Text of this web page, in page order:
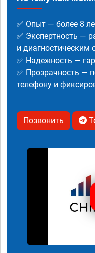
✅ Опыт — более 8
✅ Экспертность —
и диагностическим
✅ Надежность —
✅ Прозрачность —
телефону и
Позвонить